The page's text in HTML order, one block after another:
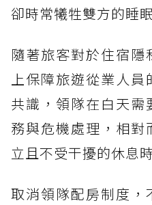
卻時常犧牲雙方的睡
隨著旅客對於住宿隱
上保障旅遊從業人員
共識，領隊在白天需
務與危機處理，相對
立且不受干擾的休息
取消領隊配房制度，